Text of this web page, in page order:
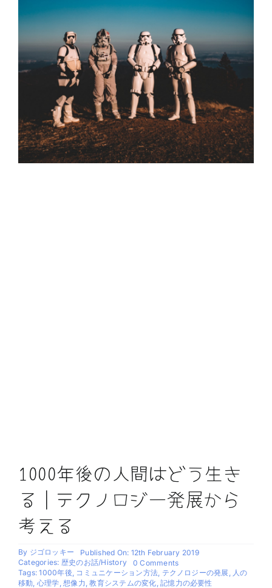
1000年後の人間はどう生き
る｜テクノロジー発展から
考える
By ジゴロッキー
Published On: 12th February 2019
Categories: 歴史のお話/History 0 Commentson
1000
年
Tags:1000年後 コミュニケーション方法 テクノロジーの発展
人の
移動 心理学 ,想像力 ,教育システムの変化 ,記憶力の必要性